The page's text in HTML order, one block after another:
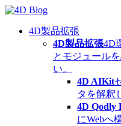
Skip
content4D製品拡張
4D製品拡張4D
とモジュール
い。
4D AIKit
タを解釈
4D Qodly
にWebへ